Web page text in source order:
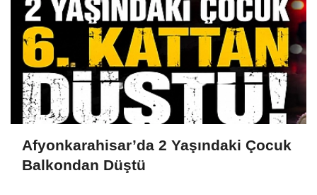
Afyonkarahisar’da 2 Yaşındaki Çocuk
Balkondan Düştü